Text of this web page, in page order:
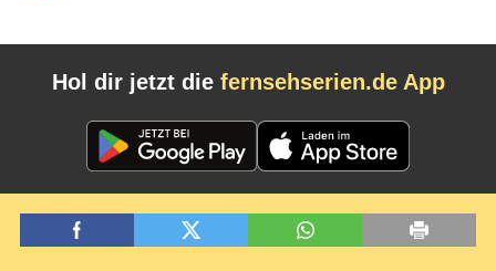
Hol dir jetzt die fernsehserien.de App